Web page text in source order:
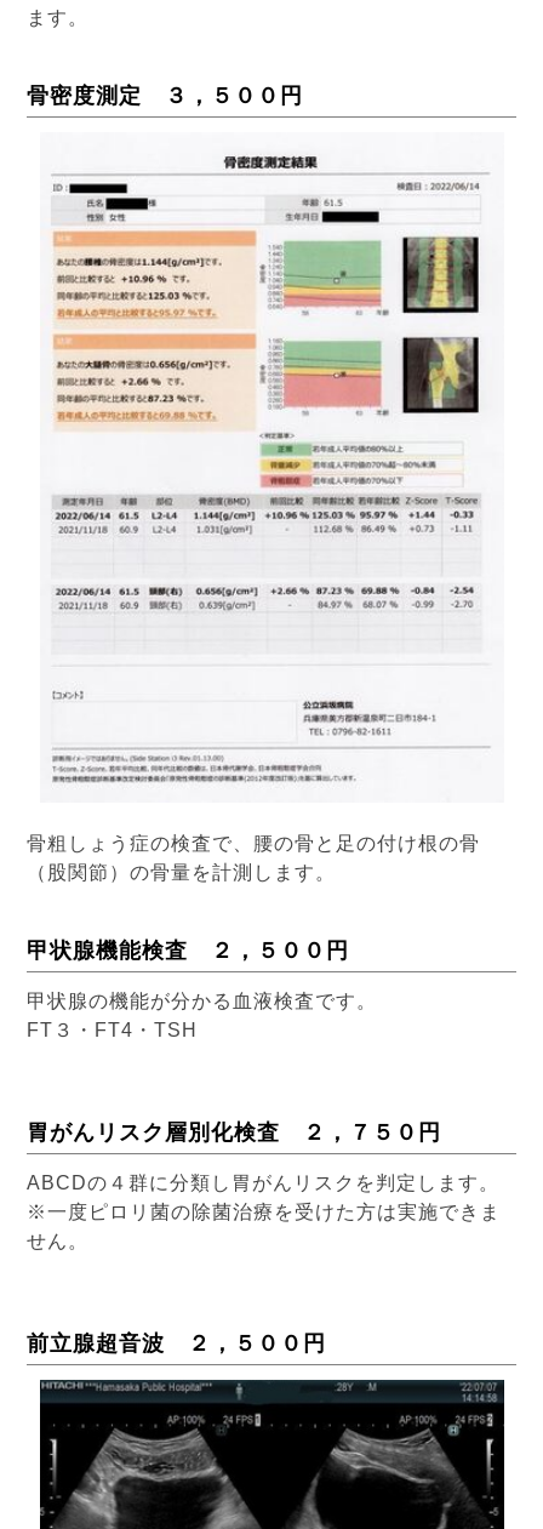
ます。
骨密度測定 ３，５００円
骨粗しょう症の検査で、腰の骨と足の付け根の骨
（股関節）の骨量を計測します。
甲状腺機能検査 ２，５００円
甲状腺の機能が分かる血液検査です。
FT３・FT4・TSH
胃がんリスク層別化検査 ２，７５０円
ABCDの４群に分類し胃がんリスクを判定します。
※一度ピロリ菌の除菌治療を受けた方は実施できま
せん。
前立腺超音波 ２，５００円